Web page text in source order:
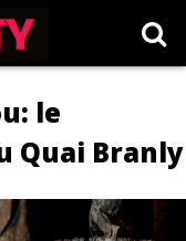
le
Quai Branly